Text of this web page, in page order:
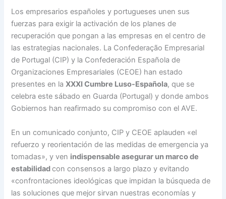
Los empresarios españoles y portugueses unen sus
fuerzas para exigir la activación de los planes de
recuperación que pongan a las empresas en el centro de
las estrategias nacionales. La Confederação Empresarial
de Portugal (CIP) y la Confederación Española de
Organizaciones Empresariales (CEOE) han estado
presentes en laXXXI Cumbre Luso-Española, que se
celebra este sábado en Guarda (Portugal) y donde ambos
Gobiernos han reafirmado su compromiso con el AVE.
En un comunicado conjunto, CIP y CEOE aplauden «el
refuerzo y reorientación de las medidas de emergencia ya
tomadas», y ven indispensable asegurar un marco de
estabilidadcon consensos a largo plazo y evitando
«confrontaciones ideológicas que impidan la búsqueda de
las soluciones que mejor sirvan nuestras economías y